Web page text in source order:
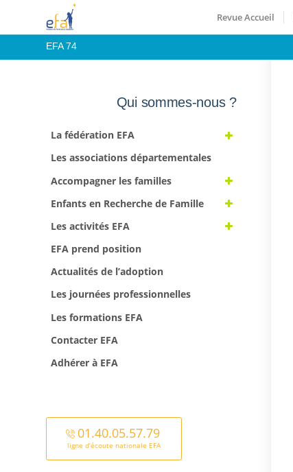
Revue Accueil
EFA 74
Qui sommes-nous ?
La fédération EFA
Les associations départementales
Accompagner les familles
Enfants en Recherche de Famille
Les activités EFA
EFA prend position
Actualités de l’adoption
Les journées professionnelles
Les formations EFA
Contacter EFA
Adhérer à EFA
01.40.05.57.79
ligne d’écoute nationale EFA